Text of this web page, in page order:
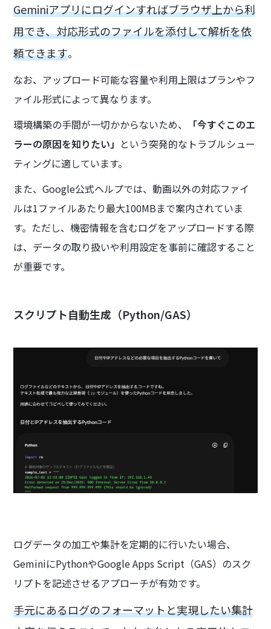
Geminiアプリにログインすればブラウザ上から利
用でき、対応形式のファイルを添付して解析を依
頼できます。
なお、アップロード可能な容量や利用上限はプランやフ
ァイル形式によって異なります。
環境構築の手間が一切かからないため、
「今すぐこのエ
ラーの原因を知りたい」 という突発的なトラブルシュー
ティングに適しています。
また、Google公式ヘルプでは、動画以外の対応ファイ
ルは1ファイルあたり最大100MBまで案内されていま
す。ただし、機密情報を含むログをアップロードする際
は、データの取り扱いや利用設定を事前に確認すること
が重要です。
スクリプト自動生成（Python/GAS）
ログデータの加工や集計を定期的に行いたい場合、
GeminiにPythonやGoogle Apps Script（GAS）のスク
リプトを記述させるアプローチが有効です。
手元にあるログのフォーマットと実現したい集計